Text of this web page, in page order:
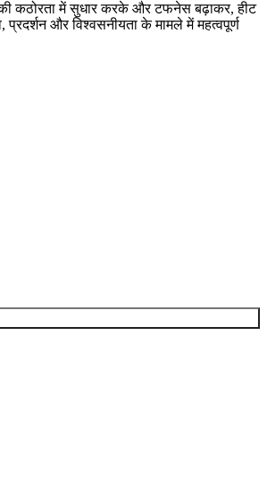
की कठोरता में सुधार करके और टफनेस बढ़ाकर, हीट
और विश्वसनीयता के मामले में महत्वपूर्ण